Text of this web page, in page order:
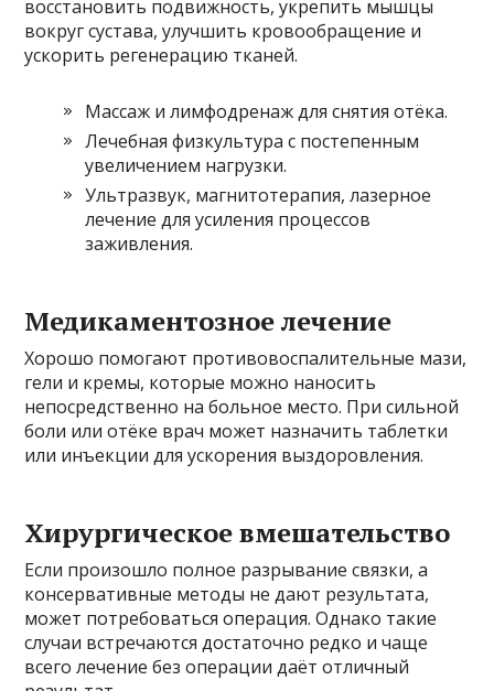
восстановить подвижность, укрепить мышцы
вокруг сустава, улучшить кровообращение и
ускорить регенерацию тканей.
Массаж и лимфодренаж для снятия отёка.
Лечебная физкультура с постепенным
увеличением нагрузки.
Ультразвук, магнитотерапия, лазерное
лечение для усиления процессов
заживления.
Медикаментозное лечение
Хорошо помогают противовоспалительные мази,
гели и кремы, которые можно наносить
непосредственно на больное место. При сильной
боли или отёке врач может назначить таблетки
или инъекции для ускорения выздоровления.
Хирургическое вмешательство
Если произошло полное разрывание связки, а
консервативные методы не дают результата,
может потребоваться операция. Однако такие
случаи встречаются достаточно редко и чаще
всего лечение без операции даёт отличный